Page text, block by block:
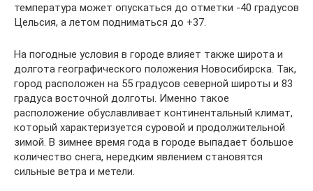
температура может опускаться до отметки -40 градусов
Цельсия, а летом подниматься до +37.
На погодные условия в городе влияет также широта и
долгота географического положения Новосибирска. Так,
город расположен на 55 градусов северной широты и 83
градуса восточной долготы. Именно такое
расположение обуславливает континентальный климат,
который характеризуется суровой и продолжительной
зимой. В зимнее время года в городе выпадает большое
количество снега, нередким явлением становятся
сильные ветра и метели.